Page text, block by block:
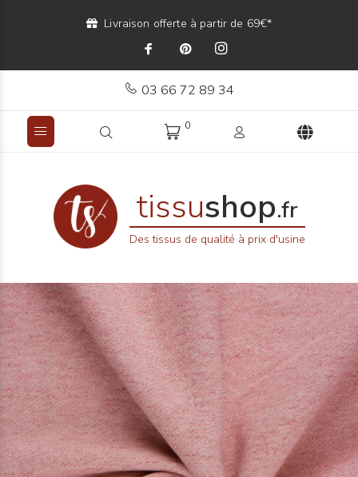
Livraison offerte à partir de 69€*
03 66 72 89 34
0
tissushop.fr
Des tissus de qualité à prix d'usine